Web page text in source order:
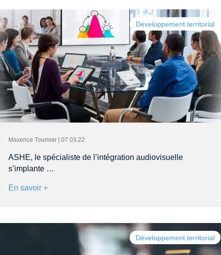
Développement territorial
Maxence Tournier | 07.03.22
ASHE, le spécialiste de l’intégration audiovisuelle
s’implante …
En savoir +
Développement territorial